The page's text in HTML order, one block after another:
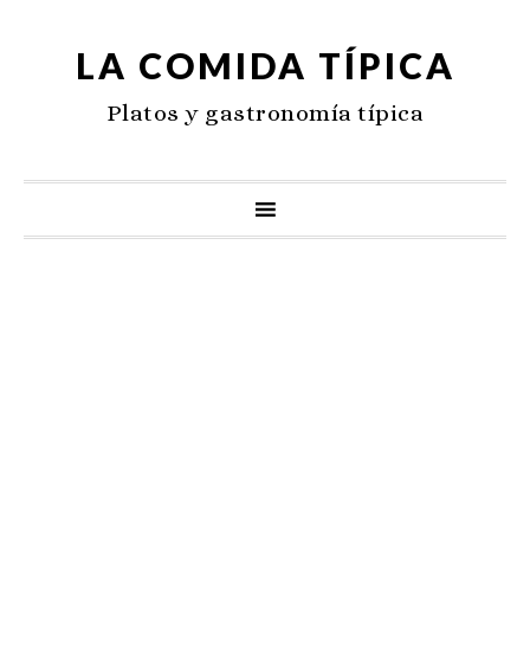
LA COMIDA TÍPICA
Platos y gastronomía típica